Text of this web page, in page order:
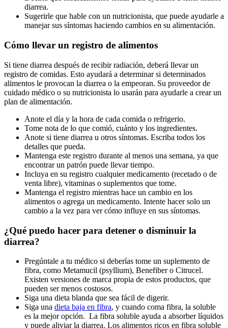
diarrea.
Sugerirle que hable con un nutricionista, que puede ayudarle a
manejar sus síntomas haciendo cambios en su alimentación.
Cómo llevar un registro de alimentos
Si tiene diarrea después de recibir radiación, deberá llevar un
registro de comidas. Esto ayudará a determinar si determinados
alimentos le provocan la diarrea o la empeoran. Su proveedor de
cuidado médico o su nutricionista lo usarán para ayudarle a crear un
plan de alimentación.
Anote el día y la hora de cada comida o refrigerio.
Tome nota de lo que comió, cuánto y los ingredientes.
Anote si tiene diarrea u otros síntomas. Escriba todos los
detalles que pueda.
Mantenga este registro durante al menos una semana, ya que
encontrar un patrón puede llevar tiempo.
Incluya en su registro cualquier medicamento (recetado o de
venta libre), vitaminas o suplementos que tome.
Mantenga el registro mientras hace un cambio en los
alimentos o agrega un medicamento. Intente hacer solo un
cambio a la vez para ver cómo influye en sus síntomas.
¿Qué puedo hacer para detener o disminuir la
diarrea?
Pregúntale a tu médico si deberías tome un suplemento de
fibra, como Metamucil (psyllium), Benefiber o Citrucel.
Existen versiones de marca propia de estos productos, que
pueden ser menos costosos.
Siga una dieta blanda que sea fácil de digerir.
Siga una dieta baja en fibra, y cuando coma fibra, la soluble
es la mejor opción. La fibra soluble ayuda a absorber líquidos
y puede aliviar la diarrea. Los alimentos ricos en fibra soluble